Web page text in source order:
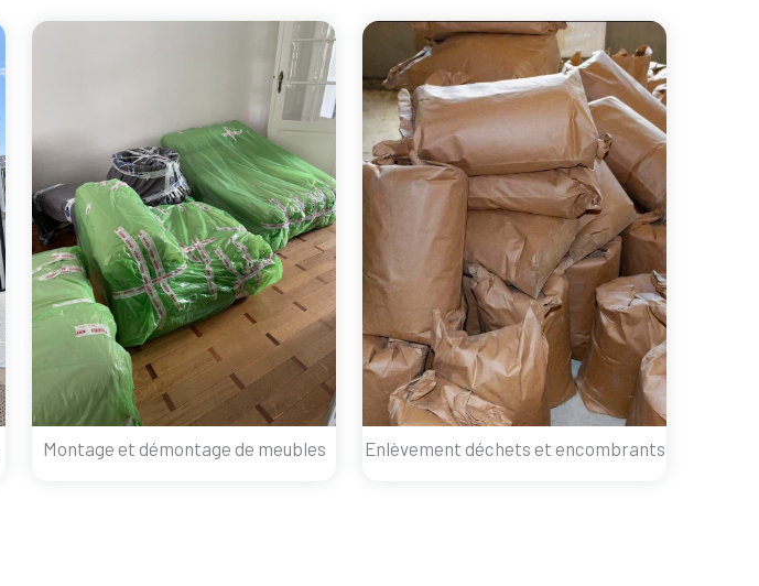
Montage et démontage de meubles Enlèvement déchets et encombrants